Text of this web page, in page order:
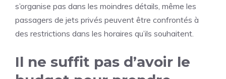
s’organise pas dans les moindres détails, même les
passagers de jets privés peuvent être confrontés à
des restrictions dans les horaires qu’ils souhaitent.
Il ne suffit pas d’avoir le